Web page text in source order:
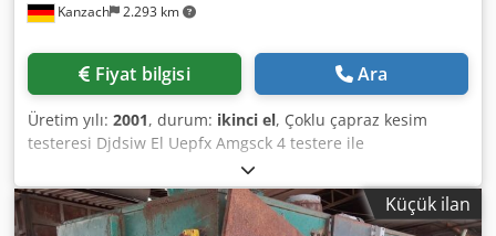
Kanzach 2.293 km
Fiyat bilgisi Ara
Üretim yılı: 2001, durum: ikinci el, Çoklu çapraz kesim
testeresi Djdsiw El Uepfx Amgsck 4 testere ile
Küçük ilan